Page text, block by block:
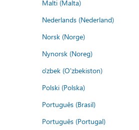
Malti (Malta)
Nederlands (Nederland)
Norsk (Norge)
Nynorsk (Noreg)
o'zbek (O'zbekiston)
Polski (Polska)
Português (Brasil)
Português (Portugal)